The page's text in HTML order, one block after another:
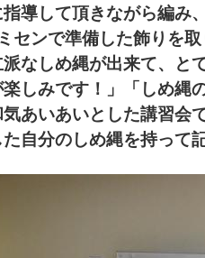
導して頂きながら編み
センで準備した飾りを
なしめ縄が出来て、と
しみです！」「しめ縄
気あいあいとした講習会
自分のしめ縄を持って